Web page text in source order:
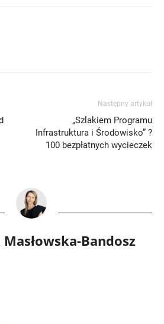
Następny artykuł
„Szlakiem Programu
Infrastruktura i Środowisko” ?
100 bezpłatnych wycieczek
Bandosz